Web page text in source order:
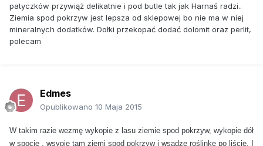
patyczków przywiąż delikatnie i pod butle tak jak Harnaś radzi..
Ziemia spod pokrzyw jest lepsza od sklepowej bo nie ma w niej
mineralnych dodatków. Dołki przekopać dodać dolomit oraz perlit,
polecam
Edmes
Opublikowano 10 Maja 2015
W takim razie wezmę wykopie z lasu ziemie spod pokrzyw, wykopie dół
w spocie , wsypie tam ziemi spod pokrzyw i wsadzę roślinkę po liście. I